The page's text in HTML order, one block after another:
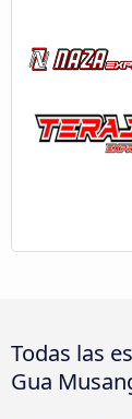
Todas las
Gua